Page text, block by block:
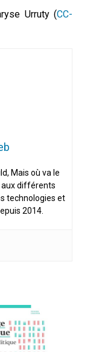
Urruty (CC-
Mais où va le
aux différents
technologies et
2014.